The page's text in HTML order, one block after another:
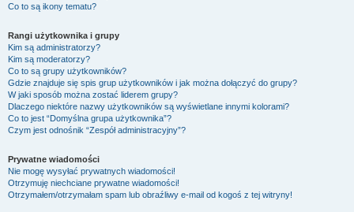
Co to są ikony tematu?
Rangi użytkownika i grupy
Kim są administratorzy?
Kim są moderatorzy?
Co to są grupy użytkowników?
Gdzie znajduje się spis grup użytkowników i jak można dołączyć do grupy?
W jaki sposób można zostać liderem grupy?
Dlaczego niektóre nazwy użytkowników są wyświetlane innymi kolorami?
Co to jest “Domyślna grupa użytkownika”?
Czym jest odnośnik “Zespół administracyjny”?
Prywatne wiadomości
Nie mogę wysyłać prywatnych wiadomości!
Otrzymuję niechciane prywatne wiadomości!
Otrzymałem/otrzymałam spam lub obraźliwy e-mail od kogoś z tej witryny!